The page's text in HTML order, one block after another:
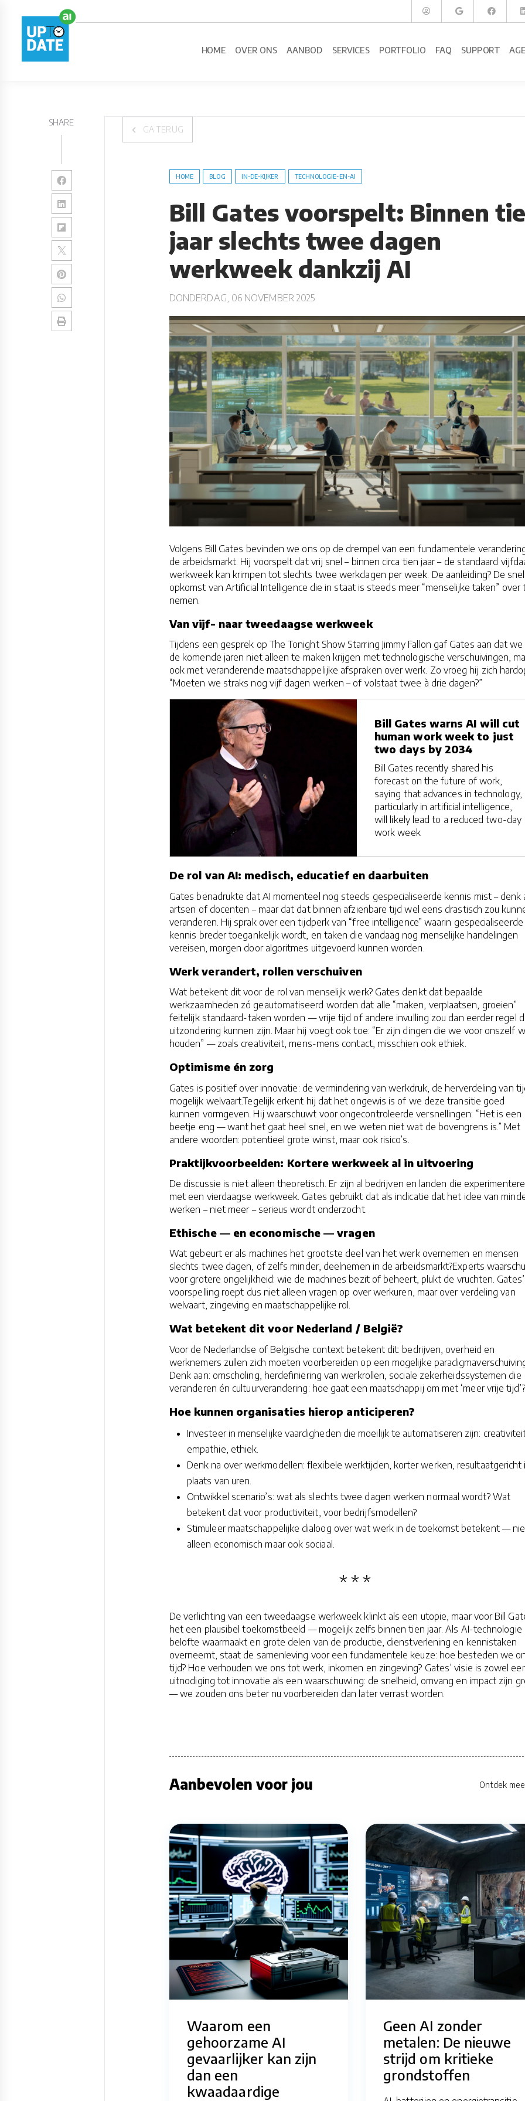
HOME OVER ONS AANBOD SERVICES PORTFOLIO FAQ SUPPORT
SHARE
GA TERUG
HOME BLOG IN-DE-KIJKER TECHNOLOGIE-EN-AI
Bill Gates voorspelt: Binnen
jaar slechts twee dagen
werkweek dankzij AI
DONDERDAG, 06 NOVEMBER 2025
Volgens Bill Gates bevinden we ons op de drempel van een fundamentele
de arbeidsmarkt. Hij voorspelt dat vrij snel – binnen circa tien jaar – de standaard
werkweek kan krimpen tot slechts twee werkdagen per week. De aanleiding? De
opkomst van Artificial Intelligence die in staat is steeds meer “menselijke taken” over
nemen.
Van vijf- naar tweedaagse werkweek
Tijdens een gesprek op The Tonight Show Starring Jimmy Fallon gaf Gates aan dat we
de komende jaren niet alleen te maken krijgen met technologische verschuivingen,
ook met veranderende maatschappelijke afspraken over werk. Zo vroeg hij zich
“Moeten we straks nog vijf dagen werken – of volstaat twee à drie dagen?”
Bill Gates warns AI will cut
human work week to just
two days by 2034
Bill Gates recently shared his
forecast on the future of work,
saying that advances in technology,
particularly in artificial intelligence,
will likely lead to a reduced two-day
work week
De rol van AI: medisch, educatief en daarbuiten
Gates benadrukte dat AI momenteel nog steeds gespecialiseerde kennis mist – denk
artsen of docenten – maar dat dat binnen afzienbare tijd wel eens drastisch zou
veranderen. Hij sprak over een tijdperk van “free intelligence” waarin gespecialiseerde
kennis breder toegankelijk wordt, en taken die vandaag nog menselijke handelingen
vereisen, morgen door algoritmes uitgevoerd kunnen worden.
Werk verandert, rollen verschuiven
Wat betekent dit voor de rol van menselijk werk? Gates denkt dat bepaalde
werkzaamheden zó geautomatiseerd worden dat alle “maken, verplaatsen, groeien”
feitelijk standaard-taken worden — vrije tijd of andere invulling zou dan eerder regel
uitzondering kunnen zijn. Maar hij voegt ook toe: “Er zijn dingen die we voor onszelf
houden” — zoals creativiteit, mens-mens contact, misschien ook ethiek.
Optimisme én zorg
Gates is positief over innovatie: de vermindering van werkdruk, de herverdeling van
mogelijk welvaart.Tegelijk erkent hij dat het ongewis is of we deze transitie goed
kunnen vormgeven. Hij waarschuwt voor ongecontroleerde versnellingen: “Het is een
beetje eng — want het gaat heel snel, en we weten niet wat de bovengrens is.” Met
andere woorden: potentieel grote winst, maar ook risico’s.
Praktijkvoorbeelden: Kortere werkweek al in uitvoering
De discussie is niet alleen theoretisch. Er zijn al bedrijven en landen die
met een vierdaagse werkweek. Gates gebruikt dat als indicatie dat het idee van
werken – niet meer – serieus wordt onderzocht.
Ethische ― en economische ― vragen
Wat gebeurt er als machines het grootste deel van het werk overnemen en mensen
slechts twee dagen, of zelfs minder, deelnemen in de arbeidsmarkt?Experts
voor grotere ongelijkheid: wie de machines bezit of beheert, plukt de vruchten. Gates’
voorspelling roept dus niet alleen vragen op over werkuren, maar over verdeling van
welvaart, zingeving en maatschappelijke rol.
Wat betekent dit voor Nederland / België?
Voor de Nederlandse of Belgische context betekent dit: bedrijven, overheid en
werknemers zullen zich moeten voorbereiden op een mogelijke
Denk aan: omscholing, herdefiniëring van werk­rol­len, sociale zekerheidssystemen die
veranderen én cultuurverandering: hoe gaat een maatschappij om met ‘meer vrije tijd’?
Hoe kunnen organisaties hierop anticiperen?
Investeer in menselijke vaardigheden die moeilijk te automatiseren zijn:
empathie, ethiek.
Denk na over werkmodellen: flexibele werktijden, korter werken, resultaat­gericht
plaats van uren.
Ontwikkel scenario’s: wat als slechts twee dagen werken normaal wordt? Wat
betekent dat voor productiviteit, voor bedrijfs­modellen?
Stimuleer maatschappelijke dialoog over wat werk in de toekomst betekent —
alleen economisch maar ook sociaal.
De verlichting van een tweedaagse werkweek klinkt als een utopie, maar voor Bill
het een plausibel toekomstbeeld — mogelijk zelfs binnen tien jaar. Als AI-technologie
belofte waarmaakt en grote delen van de productie, dienstverlening en kennis­taken
overneemt, staat de samenleving voor een fundamentele keuze: hoe besteden we
tijd? Hoe verhouden we ons tot werk, inkomen en zingeving? Gates’ visie is zowel
uitnodiging tot innovatie als een waarschuwing: de snelheid, omvang en impact zijn
— we zouden ons beter nu voorbereiden dan later verrast worden.
Aanbevolen voor jou Ontdek
Waarom een
gehoorzame AI
gevaarlijker kan zijn
dan een
kwaadaardige
Geen AI zonder
metalen: De nieuwe
strijd om kritieke
grondstoffen